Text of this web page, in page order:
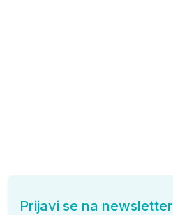
Prijavi se na newsletter